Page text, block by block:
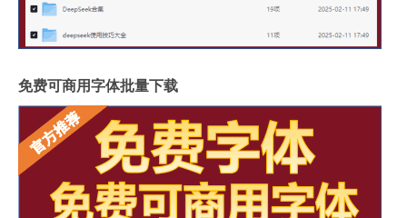
免费可商用字体批量下载